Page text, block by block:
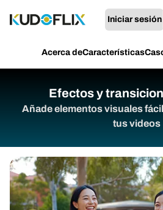
Acerca deCaracterísticas
Iniciar sesión
Efectos y
Añade elementos visuales
tus videos